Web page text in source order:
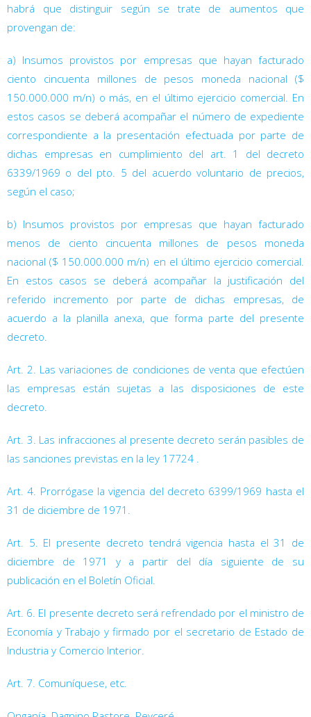
habrá que distinguir según se trate de aumentos que
provengan de:
a) Insumos provistos por empresas que hayan facturado
ciento cincuenta millones de pesos moneda nacional ($
150.000.000 m/n) o más, en el último ejercicio comercial. En
estos casos se deberá acompañar el número de expediente
correspondiente a la presentación efectuada por parte de
dichas empresas en cumplimiento del art. 1 del decreto
6339/1969 o del pto. 5 del acuerdo voluntario de precios,
según el caso;
b) Insumos provistos por empresas que hayan facturado
menos de ciento cincuenta millones de pesos moneda
nacional ($ 150.000.000 m/n) en el último ejercicio comercial.
En estos casos se deberá acompañar la justificación del
referido incremento por parte de dichas empresas, de
acuerdo a la planilla anexa, que forma parte del presente
decreto.
Art. 2. Las variaciones de condiciones de venta que efectúen
las empresas están sujetas a las disposiciones de este
decreto.
Art. 3. Las infracciones al presente decreto serán pasibles de
las sanciones previstas en la ley 17724
Art. 4. Prorrógase la vigencia del decreto 6399/1969 hasta el
31 de diciembre de 1971.
Art. 5. El presente decreto tendrá vigencia hasta el 31 de
diciembre de 1971 y a partir del día siguiente de su
publicación en el Boletín Oficial.
Art. 6. El presente decreto será refrendado por el ministro de
Economía y Trabajo y firmado por el secretario de Estado de
Industria y Comercio Interior.
Art. 7. Comuníquese, etc.